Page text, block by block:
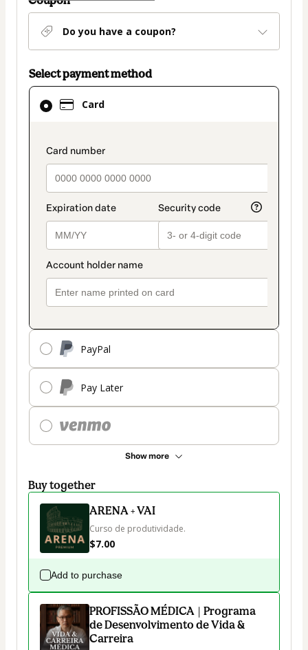
Do you have a coupon?
Select payment method
Card
payment_data.section_title_v2
PayPal
Pay Later
Show more
Card
selected
method
Buy together
ARENA + VAI
Curso de produtividade.
$7.00
Add to purchase
PROFISSÃO MÉDICA | Programa
de Desenvolvimento de Vida &
Carreira